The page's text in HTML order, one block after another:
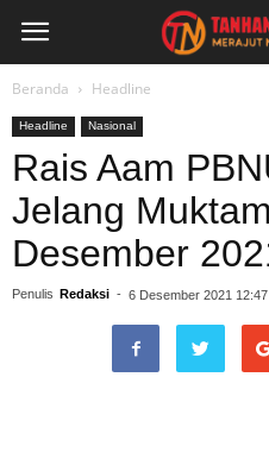
Beranda Headline
Headline Nasional
Rais Aam
Jelang
Desember
Penulis Redaksi - 6 Desember 2021